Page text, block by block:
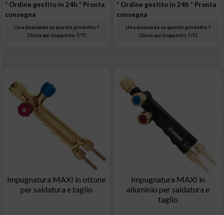
* Ordine gestito in 24h * Pronta
consegna
Una domanda su questo prodotto ?
Clicca qui (supporto 7/7)
* Ordine gestito in 24h * Pronta
consegna
Una domanda su questo prodotto ?
Clicca qui (supporto 7/7)
Impugnatura MAXI in ottone
per saldatura e taglio
Impugnatura MAXI in
alluminio per saldatura e
taglio